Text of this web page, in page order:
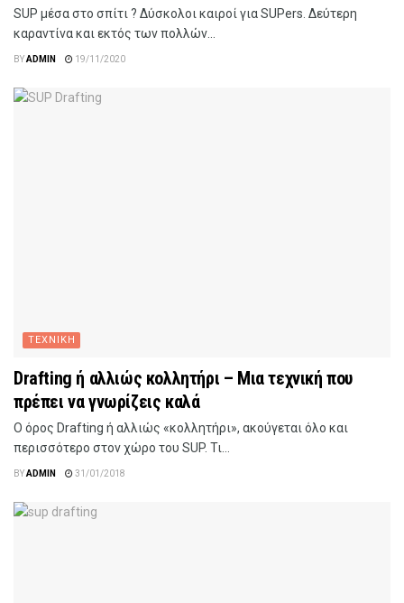
SUP μέσα στο σπίτι ? Δύσκολοι καιροί για SUPers. Δεύτερη
καραντίνα και εκτός των πολλών...
BYADMIN 19/11/2020
ΤΕΧΝΙΚΗ
Drafting ή αλλιώς κολλητήρι – Μια τεχνική που
πρέπει να γνωρίζεις καλά
Ο όρος Drafting ή αλλιώς «κολλητήρι», ακούγεται όλο και
περισσότερο στον χώρο του SUP. Τι...
BYADMIN 31/01/2018